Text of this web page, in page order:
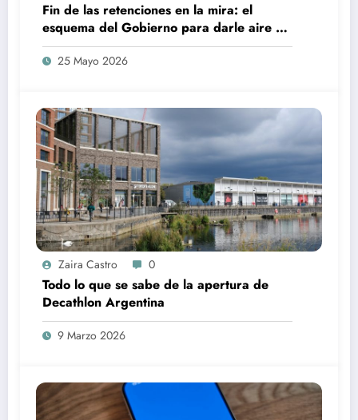
Fin de las retenciones en la mira: el
esquema del Gobierno para darle aire al
campo y su impacto de lleno en el tablero
global
25 Mayo 2026
Zaira Castro 0
Todo lo que se sabe de la apertura de
Decathlon Argentina
9 Marzo 2026